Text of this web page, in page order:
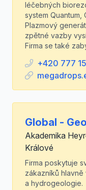
léčebných
system Quantum,
Plazmový
zpětné vazby
Firma se také
+420 777
Global -
Akademika
Králové
Firma poskytuje
zákazníků
a hydrogeologie.